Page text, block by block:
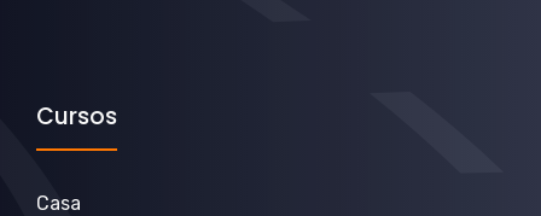
Cursos
Casa